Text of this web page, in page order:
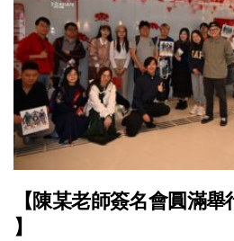
【陳某老師簽名會圓滿
】